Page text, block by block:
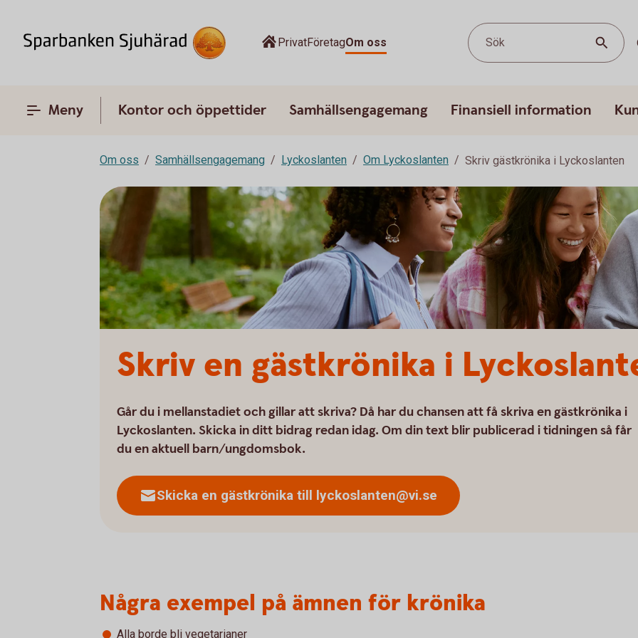
PrivatFöretagOm oss Sök
Meny Kontor och öppettider Samhällsengagemang Finansiell information
Om oss Samhällsengagemang Lyckoslanten Om Lyckoslanten Skriv gästkrönika i Lyckoslanten
Skriv en gästkrönika i
Går du i mellanstadiet och gillar att skriva? Då har du chansen att få skriva en gästkrönika i
Lyckoslanten. Skicka in ditt bidrag redan idag. Om din text blir publicerad i tidningen så får
du en aktuell barn/ungdomsbok.
Skicka en gästkrönika till lyckoslanten@vi.se
Några exempel på ämnen för krönika
Alla borde bli vegetarianer